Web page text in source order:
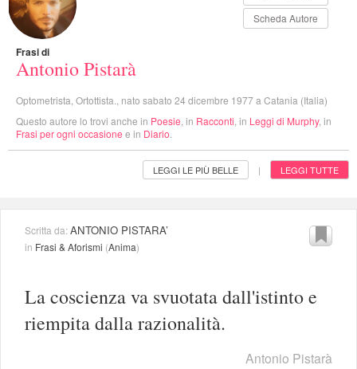
Scheda Autore
Frasi di
Antonio Pistarà
Optometrista, Ortottista., nato sabato 24 dicembre 1977 a Catania (Italia)
Questo autore lo trovi anche in Poesie , in Racconti , in Leggi di Murphy, in
Frasi per ogni occasione e in Diario
LEGGI LE PIÙ BELLE | LEGGI TUTTE
Scritta da:ANTONIO PISTARA’
in Frasi & Aforismi (Anima)
La coscienza va svuotata dall'istinto e
riempita dalla razionalità.
Antonio Pistarà